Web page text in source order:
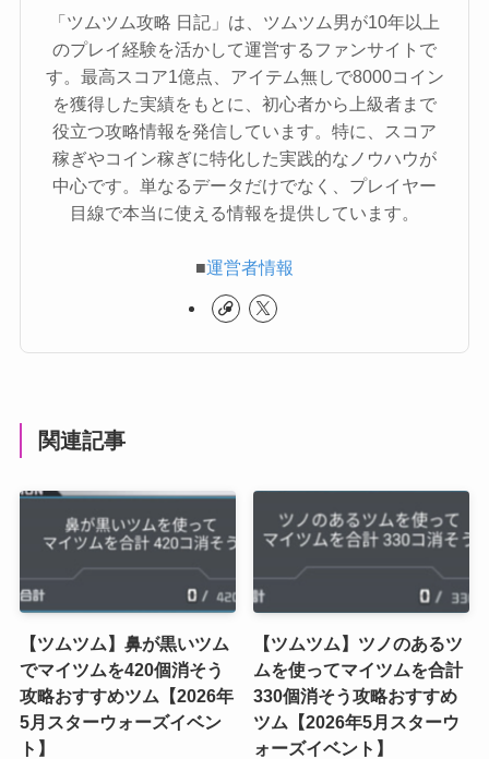
「ツムツム攻略 日記」は、ツムツム男が10年以上
のプレイ経験を活かして運営するファンサイトで
す。最高スコア1億点、アイテム無しで8000コイン
を獲得した実績をもとに、初心者から上級者まで
役立つ攻略情報を発信しています。特に、スコア
稼ぎやコイン稼ぎに特化した実践的なノウハウが
中心です。単なるデータだけでなく、プレイヤー
目線で本当に使える情報を提供しています。
■運営者情報
関連記事
【ツムツム】鼻が黒いツム
でマイツムを420個消そう
攻略おすすめツム【2026年
5月スターウォーズイベン
ト】
【ツムツム】ツノのあるツ
ムを使ってマイツムを合計
330個消そう攻略おすすめ
ツム【2026年5月スターウ
ォーズイベント】